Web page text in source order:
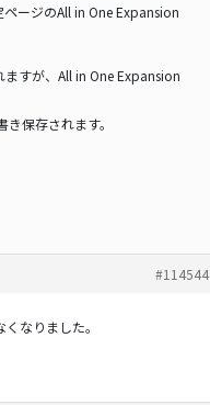
ージのAll in One Expansion
すが、All in One Expansion
保存されます。
#114544
なりました。